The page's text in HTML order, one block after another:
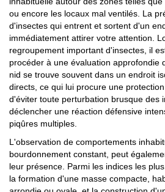
ou encore les locaux mal ventilés. La
d'insectes qui entrent et sortent d'un
immédiatement attirer votre attention.
regroupement important d'insectes, il
procéder à une évaluation approfondie
nid se trouve souvent dans un endroit
directs, ce qui lui procure une
d'éviter toute perturbation brusque des
déclencher une réaction défensive
piqûres multiples.
L'observation de comportements
bourdonnement constant, peut
leur présence. Parmi les indices les
la formation d'une masse compacte,